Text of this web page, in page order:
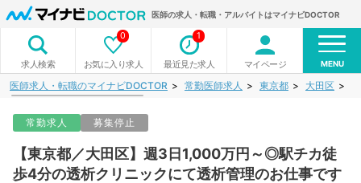
医師の求人・転職・アルバイトはマイナビDOCTOR
求人検索 お気に入り求人
0
最近見た求人
1
マイページ MENU
医師求人・転職のマイナビDOCTOR 常勤医師求人 東京都 大田区
常勤求人 募集停止
【東京都／大田区】週3日1,000万円～◎駅チカ徒
歩4分の透析クリニックにて透析管理のお仕事です